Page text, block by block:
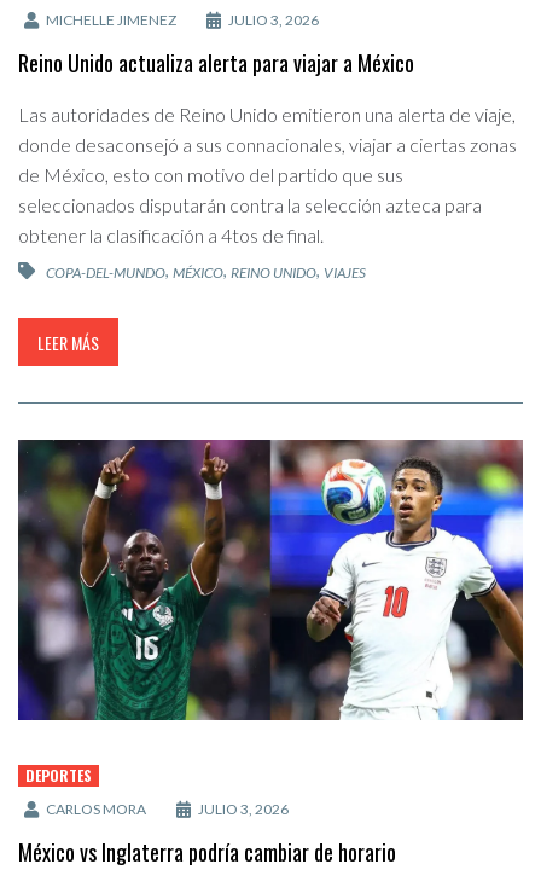
MICHELLE JIMENEZ JULIO 3, 2026
Reino Unido actualiza alerta para viajar a México
Las autoridades de Reino Unido emitieron una alerta de viaje,
donde desaconsejó a sus connacionales, viajar a ciertas zonas
de México, esto con motivo del partido que sus
seleccionados disputarán contra la selección azteca para
obtener la clasificación a 4tos de final.
COPA-DEL-MUNDO, MÉXICO, REINO UNIDO, VIAJES
LEER MÁS
DEPORTES
CARLOS MORA JULIO 3, 2026
México vs Inglaterra podría cambiar de horario